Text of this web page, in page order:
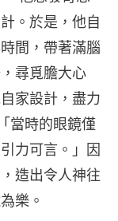
。於是，他自
間，帶著滿腦
尋覓膽大心
家設計，盡力
當時的眼鏡僅
力可言。」因
造出令人神往
樂。